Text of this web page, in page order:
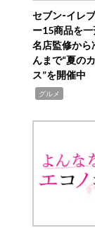
セブン‐イレ
ー15商品を
名店監修から
んまで“夏の
ス”を開催中
グルメ